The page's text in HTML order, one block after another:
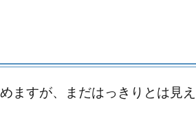
ますが、まだはっきりとは見え